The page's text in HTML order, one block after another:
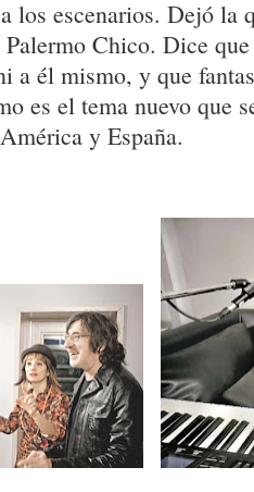
los escenarios. Dejó la
Chico. Dice
a él mismo, y que
es el tema nuevo que
y España.